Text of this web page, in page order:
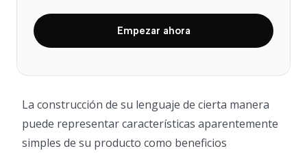
Empezar ahora
La construcción de su lenguaje de cierta manera
puede representar características aparentemente
simples de su producto como beneficios